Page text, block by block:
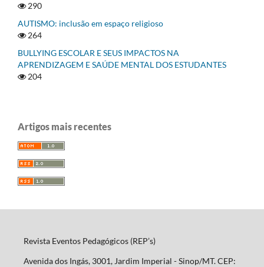
290
AUTISMO: inclusão em espaço religioso
264
BULLYING ESCOLAR E SEUS IMPACTOS NA
APRENDIZAGEM E SAÚDE MENTAL DOS ESTUDANTES
204
Artigos mais recentes
Revista Eventos Pedagógicos (REP’s)
Avenida dos Ingás, 3001, Jardim Imperial - Sinop/MT. CEP: